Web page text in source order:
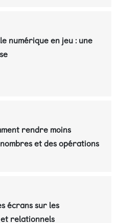
numérique en jeu : une
rendre moins
et des opérations
écrans sur les
relationnels